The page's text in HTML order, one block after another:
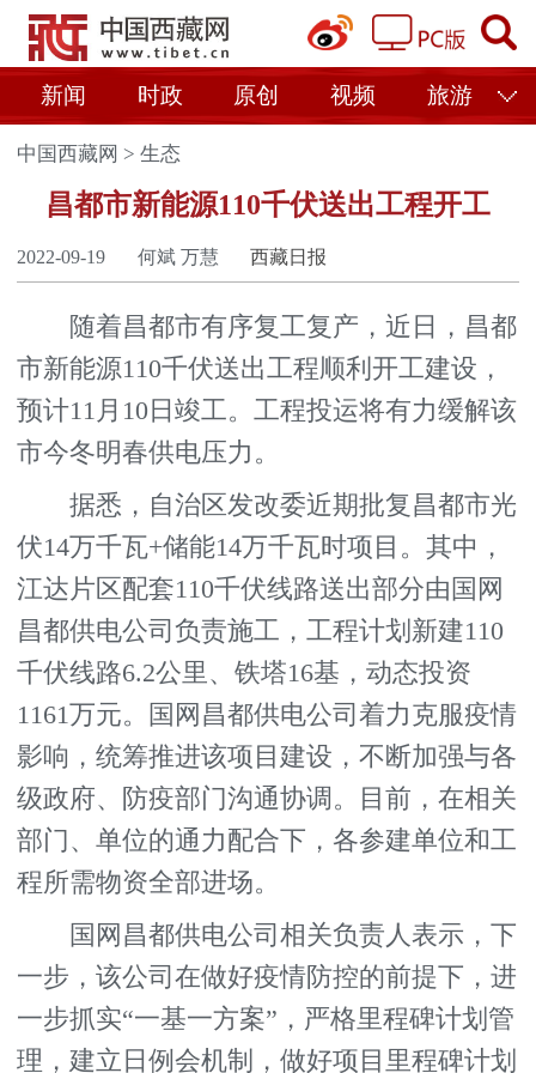
新闻 时政 原创 视频 旅游
中国西藏网 >生态
昌都市新能源110千伏送出工程开工
2022-09-19 何斌 万慧 西藏日报
随着昌都市有序复工复产，近日，昌都
市新能源110千伏送出工程顺利开工建设，
预计11月10日竣工。工程投运将有力缓解该
市今冬明春供电压力。
据悉，自治区发改委近期批复昌都市光
伏14万千瓦+储能14万千瓦时项目。其中，
江达片区配套110千伏线路送出部分由国网
昌都供电公司负责施工，工程计划新建110
千伏线路6.2公里、铁塔16基，动态投资
1161万元。国网昌都供电公司着力克服疫情
影响，统筹推进该项目建设，不断加强与各
级政府、防疫部门沟通协调。目前，在相关
部门、单位的通力配合下，各参建单位和工
程所需物资全部进场。
国网昌都供电公司相关负责人表示，下
一步，该公司在做好疫情防控的前提下，进
一步抓实“一基一方案”，严格里程碑计划管
理，建立日例会机制，做好项目里程碑计划